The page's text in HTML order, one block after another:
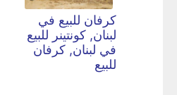
كرفان للبيع في
لبنان, كونتينر للبيع
في لبنان, كرفان
للبيع